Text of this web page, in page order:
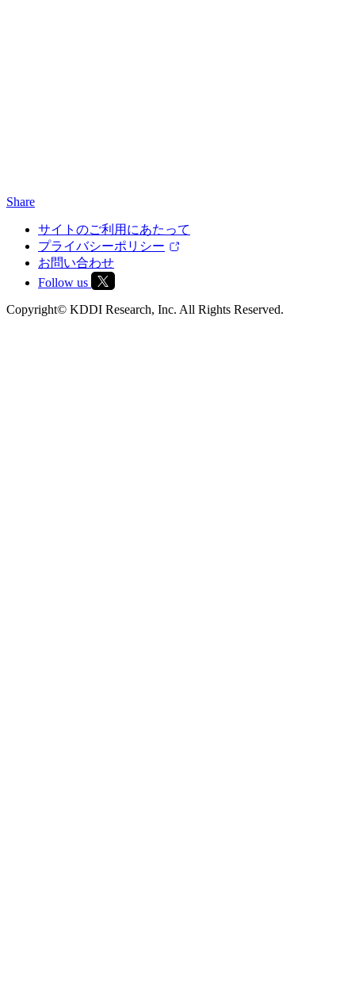
Share
サイトのご利用にあたって
プライバシーポリシー
お問い合わせ
Follow us
Copyright© KDDI Research, Inc. All Rights Reserved.